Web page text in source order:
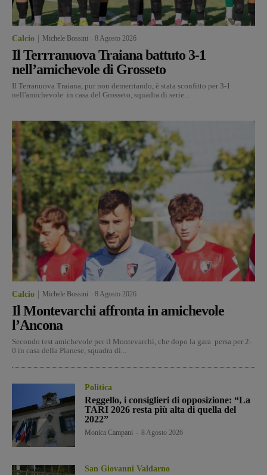
Calcio Michele Bossini 8 Agosto 2026
Il Terrranuova Traiana battuto 3-1
nell’amichevole di Grosseto
Il Terranuova Traiana, pur non demeritando, è stata sconfitto per 3-1
nell'amichevole in casa del Grosseto, squadra di serie...
Calcio Michele Bossini 8 Agosto 2026
Il Montevarchi affronta in amichevole
l’Ancona
Secondo test amichevole per il Montevarchi, che dopo la gara persa per 2-
0 in casa della Pianese, squadra di...
Politica
Reggello, i consiglieri di opposizione: “La
TARI 2026 resta più alta di quella del
2022”
Monica Campani 8 Agosto 2026
San Giovanni Valdarno